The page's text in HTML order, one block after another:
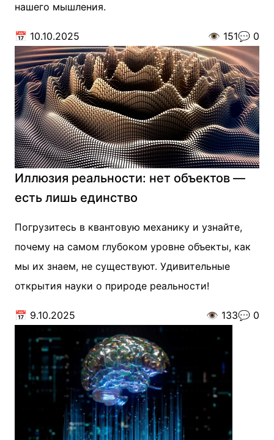
нашего мышления.
📅 10.10.2025 👁️ 151💬 0
Иллюзия реальности: нет объектов —
есть лишь единство
Погрузитесь в квантовую механику и узнайте,
почему на самом глубоком уровне объекты, как
мы их знаем, не существуют. Удивительные
открытия науки о природе реальности!
📅 9.10.2025 👁️ 133💬 0